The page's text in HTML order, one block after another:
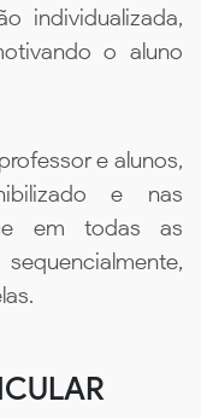
individualizada,
o aluno
e alunos,
e nas
em todas as